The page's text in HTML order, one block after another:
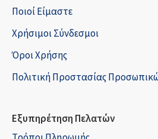
Ποιοί Είμαστε
Χρήσιμοι Σύνδεσμοι
Όροι Χρήσης
Πολιτική Προστασίας
Εξυπηρέτηση Πελατών